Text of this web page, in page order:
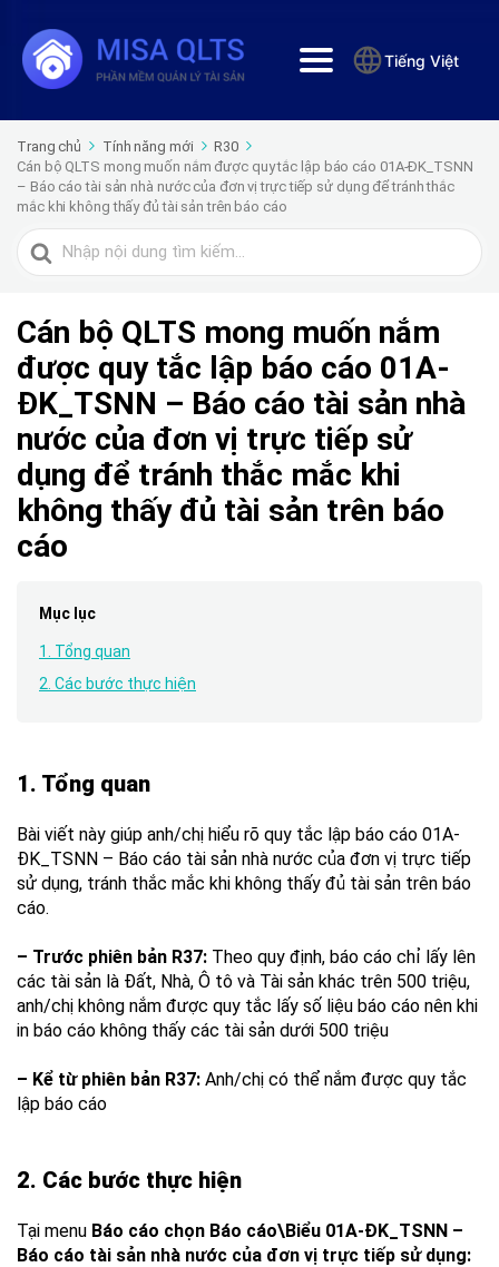
Tiếng Việt
Trang chủ Tính năng mới
R30
Cán bộ QLTS mong muốn nắm được quy tắc lập báo cáo 01A-ĐK_TSNN
– Báo cáo tài sản nhà nước của đơn vị trực tiếp sử dụng để tránh thắc
mắc khi không thấy đủ tài sản trên báo cáo
Tìm
kiếm
Cán bộ QLTS mong muốn nắm
được quy tắc lập báo cáo 01A-
ĐK_TSNN – Báo cáo tài sản nhà
nước của đơn vị trực tiếp sử
dụng để tránh thắc mắc khi
không thấy đủ tài sản trên báo
cáo
Mục lục
1. Tổng quan
2. Các bước thực hiện
1. Tổng quan
Bài viết này giúp anh/chị hiểu rõ quy tắc lập báo cáo 01A-
ĐK_TSNN – Báo cáo tài sản nhà nước của đơn vị trực tiếp
sử dụng, tránh thắc mắc khi không thấy đủ tài sản trên báo
cáo.
– Trước phiên bản R37: Theo quy định, báo cáo chỉ lấy lên
các tài sản là Đất, Nhà, Ô tô và Tài sản khác trên 500 triệu,
anh/chị không nắm được quy tắc lấy số liệu báo cáo nên khi
in báo cáo không thấy các tài sản dưới 500 triệu
– Kể từ phiên bản R37: Anh/chị có thể nắm được quy tắc
lập báo cáo
2. Các bước thực hiện
Tại menu Báo cáo chọn Báo cáo\Biểu 01A-ĐK_TSNN –
Báo cáo tài sản nhà nước của đơn vị trực tiếp sử dụng: